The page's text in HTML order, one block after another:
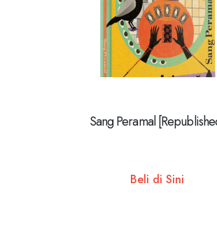
Sang Peramal
Beli di Sini